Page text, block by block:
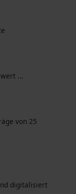
...
von 25
digitalisiert